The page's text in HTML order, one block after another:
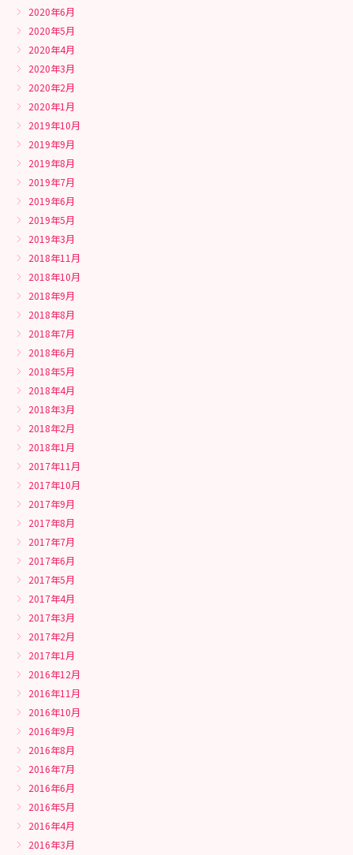
2020年6月
2020年5月
2020年4月
2020年3月
2020年2月
2020年1月
2019年10月
2019年9月
2019年8月
2019年7月
2019年6月
2019年5月
2019年3月
2018年11月
2018年10月
2018年9月
2018年8月
2018年7月
2018年6月
2018年5月
2018年4月
2018年3月
2018年2月
2018年1月
2017年11月
2017年10月
2017年9月
2017年8月
2017年7月
2017年6月
2017年5月
2017年4月
2017年3月
2017年2月
2017年1月
2016年12月
2016年11月
2016年10月
2016年9月
2016年8月
2016年7月
2016年6月
2016年5月
2016年4月
2016年3月